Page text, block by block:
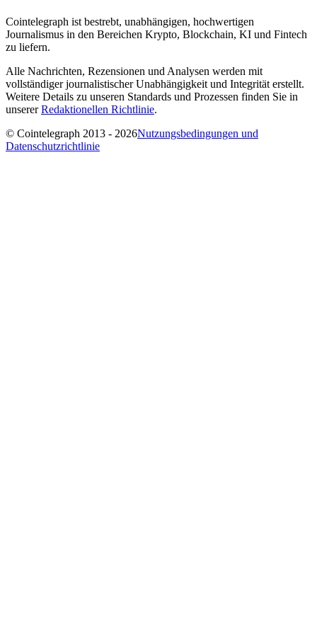
Cointelegraph ist bestrebt, unabhängigen, hochwertigen
Journalismus in den Bereichen Krypto, Blockchain, KI und Fintech
zu liefern.
Alle Nachrichten, Rezensionen und Analysen werden mit
vollständiger journalistischer Unabhängigkeit und Integrität erstellt.
Weitere Details zu unseren Standards und Prozessen finden Sie in
unsererRedaktionellen Richtlinie.
© Cointelegraph 2013 - 2026Nutzungsbedingungen und
Datenschutzrichtlinie